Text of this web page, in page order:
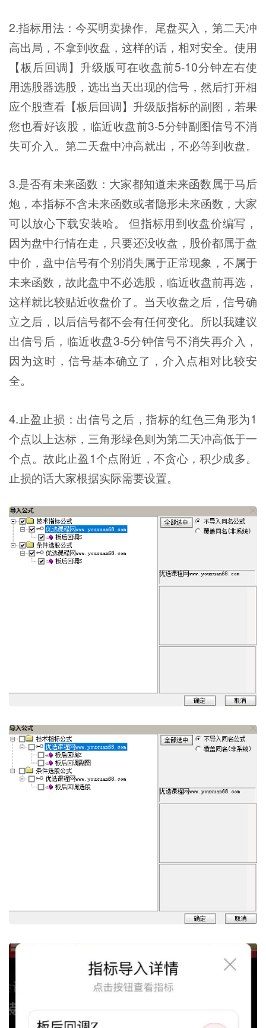
2.指标用法：今买明卖操作。尾盘买入，第二天冲
高出局，不拿到收盘，这样的话，相对安全。使用
【板后回调】升级版可在收盘前5-10分钟左右使
用选股器选股，选出当天出现的信号，然后打开相
应个股查看【板后回调】升级版指标的副图，若果
您也看好该股，临近收盘前3-5分钟副图信号不消
失可介入。第二天盘中冲高就出，不必等到收盘。
3.是否有未来函数：大家都知道未来函数属于马后
炮，本指标不含未来函数或者隐形未来函数，大家
可以放心下载安装哈。 但指标用到收盘价编写，
因为盘中行情在走，只要还没收盘，股价都属于盘
中价，盘中信号有个别消失属于正常现象，不属于
未来函数，故此盘中不必选股，临近收盘前再选，
这样就比较贴近收盘价了。当天收盘之后，信号确
立之后，以后信号都不会有任何变化。所以我建议
出信号后，临近收盘3-5分钟信号不消失再介入，
因为这时，信号基本确立了，介入点相对比较安
全。
4.止盈止损：出信号之后，指标的红色三角形为1
个点以上达标，三角形绿色则为第二天冲高低于一
个点。故此止盈1个点附近，不贪心，积少成多。
止损的话大家根据实际需要设置。